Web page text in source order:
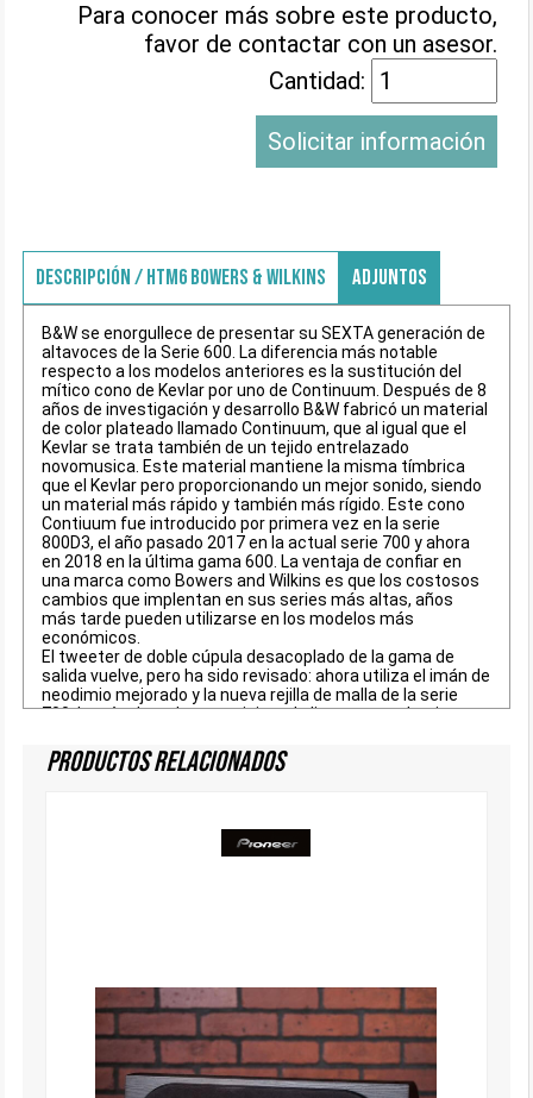
Para conocer más sobre este producto,
favor de contactar con un asesor.
Cantidad:
Solicitar información
DESCRIPCIÓN / HTM6 BOWERS & WILKINS ADJUNTOS
B&W se enorgullece de presentar su SEXTA generación de
altavoces de la Serie 600. La diferencia más notable
respecto a los modelos anteriores es la sustitución del
mítico cono de Kevlar por uno de Continuum. Después de 8
años de investigación y desarrollo B&W fabricó un material
de color plateado llamado Continuum, que al igual que el
Kevlar se trata también de un tejido entrelazado
novomusica. Este material mantiene la misma tímbrica
que el Kevlar pero proporcionando un mejor sonido, siendo
un material más rápido y también más rígido. Este cono
Contiuum fue introducido por primera vez en la serie
800D3, el año pasado 2017 en la actual serie 700 y ahora
en 2018 en la última gama 600. La ventaja de confiar en
una marca como Bowers and Wilkins es que los costosos
cambios que implentan en sus series más altas, años
más tarde pueden utilizarse en los modelos más
económicos.
El tweeter de doble cúpula desacoplado de la gama de
salida vuelve, pero ha sido revisado: ahora utiliza el imán de
neodimio mejorado y la nueva rejilla de malla de la serie
700. La cúpula se ha reposicionado ligeramente hacia
temporal.
Productos Relacionados